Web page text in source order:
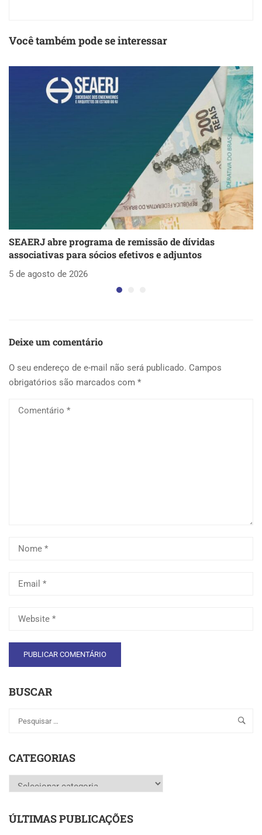
Você também pode se interessar
SEAERJ abre programa de remissão de dívidas
associativas para sócios efetivos e adjuntos
5 de agosto de 2026
Deixe um comentário
O seu endereço de e-mail não será publicado. Campos
obrigatórios são marcados com *
BUSCAR
CATEGORIAS
Categorias
ÚLTIMAS PUBLICAÇÕES